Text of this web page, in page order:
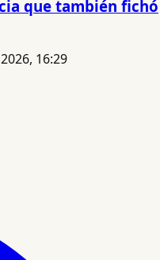
que también fichó
16:29